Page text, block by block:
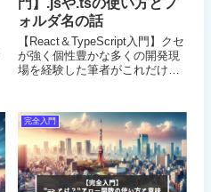
門】.jsや.tsの使い方とフ
ォルダ名の話
【React＆TypeScript入門】クセ
が強く個性豊かな多くの開発現
場を経験した筆者がこれだけ
フォルダ名を付ける時に気をつ
けるべきポイントを解説。これ
だけで格段に変わる話
完全入門